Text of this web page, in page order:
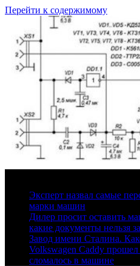
Перейти к содержимому
Эксперт назвал самые
марки машин
Дилер просит оставить
какие документы нельзя
Завод имени Сталина.
Volkswagen Caddy
сломалось в машине